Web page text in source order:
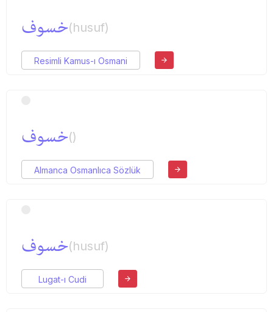
خسوف(husuf)
Resimli Kamus-ı Osmani
خسوف()
Almanca Osmanlıca Sözlük
خسوف(husuf)
Lugat-ı Cudi